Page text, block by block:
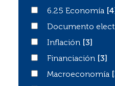
6.25 Economía
6.25 Economía
[4]
Documento
Documento
InflaciónInflación
[3]
Financiación
Financiación
[3]
Macroeconomía
Macroeconomía